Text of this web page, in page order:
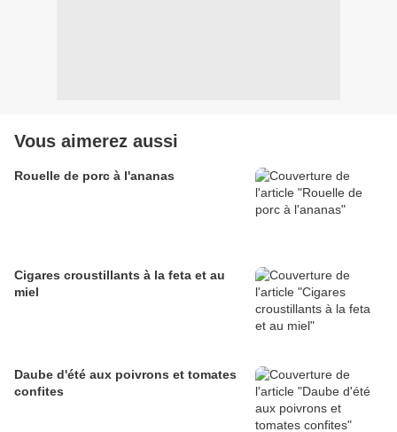
Vous aimerez aussi
Rouelle de porc à l'ananas
Cigares croustillants à la feta et au
miel
Daube d'été aux poivrons et tomates
confites